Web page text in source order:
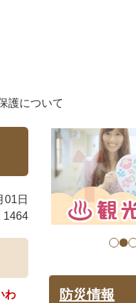
護について
01日
1464
わ
目
の
ド
目
の
ド
防災情報